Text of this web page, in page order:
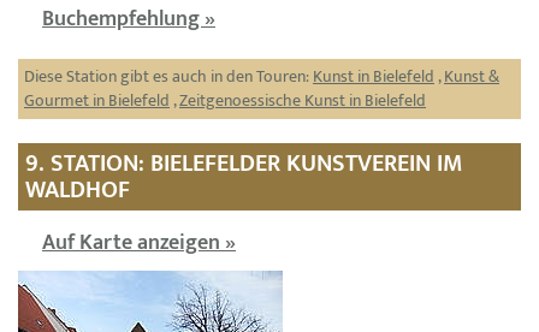
Buchempfehlung »
Diese Station gibt es auch in den Touren:Kunst in Bielefeld,Kunst &
Gourmet in Bielefeld,Zeitgenoessische Kunst in Bielefeld
9. STATION: BIELEFELDER KUNSTVEREIN IM
WALDHOF
Auf Karte anzeigen »